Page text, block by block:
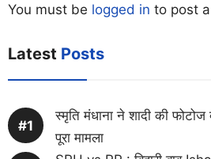
You must be logged in to post
Latest Posts
स्मृति मंधाना ने शादी की
पूरा मामला